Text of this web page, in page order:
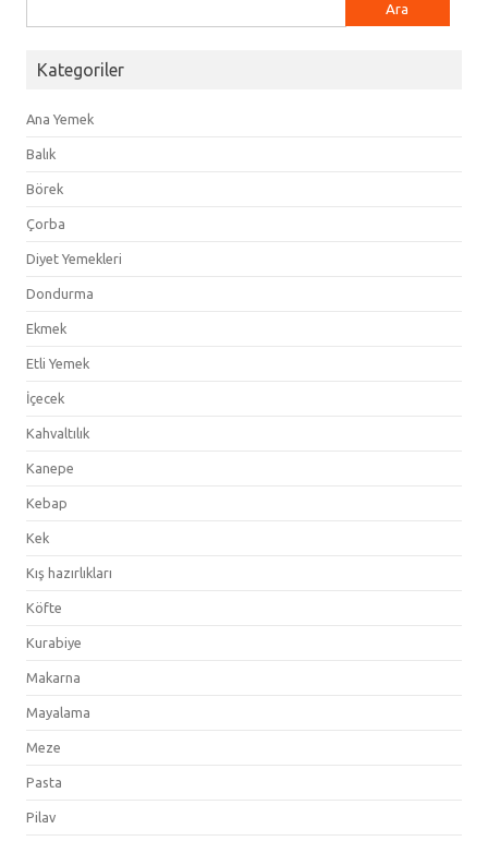
Kategoriler
Ana Yemek
Balık
Börek
Çorba
Diyet Yemekleri
Dondurma
Ekmek
Etli Yemek
İçecek
Kahvaltılık
Kanepe
Kebap
Kek
Kış hazırlıkları
Köfte
Kurabiye
Makarna
Mayalama
Meze
Pasta
Pilav